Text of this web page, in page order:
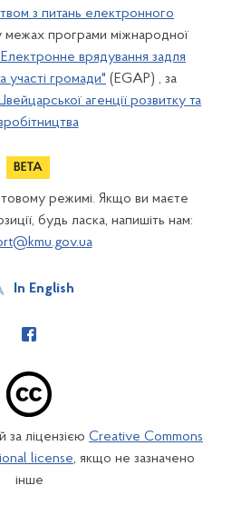
з питань електронного
межах програми міжнародної
врядування задля
участі громади" (EGAP) , за
агенції розвитку та
режимі. Якщо ви маєте
будь ласка, напишіть нам:
In English
за ліцензією Creative Commons
license, якщо не зазначено
інше